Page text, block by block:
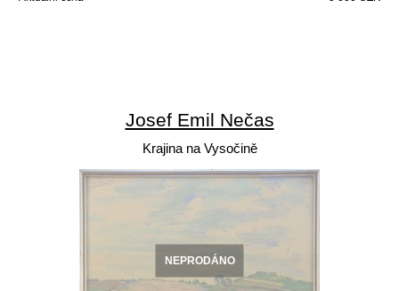
Josef Emil Nečas
Krajina na Vysočině
NEPRODÁNO